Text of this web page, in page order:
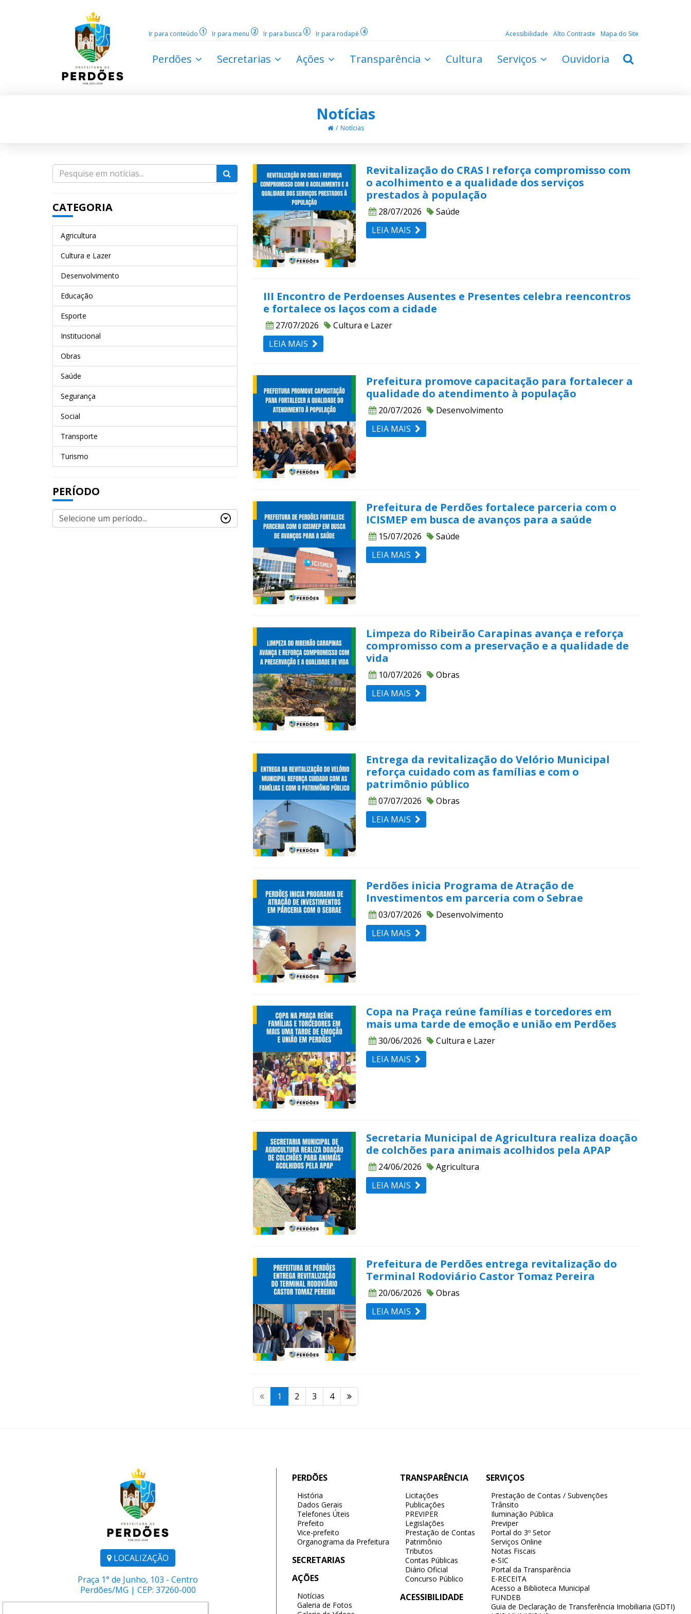
Ir para conteúdo 1 Ir para menu 2 Ir para busca 3 Ir para rodapé 4 Acessibilidade Alto Contraste Mapa do Site
Perdões Secretarias Ações Transparência Cultura Serviços Ouvidoria
Notícias
Notícias
CATEGORIA
Agricultura
Cultura e Lazer
Desenvolvimento
Educação
Esporte
Institucional
Obras
Saúde
Segurança
Social
Transporte
Turismo
PERÍODO
Revitalização do CRAS I reforça compromisso com
o acolhimento e a qualidade dos serviços
prestados à população
28/07/2026
Saúde
LEIA MAIS
III Encontro de Perdoenses Ausentes e Presentes celebra reencontros
e fortalece os laços com a cidade
27/07/2026
Cultura e Lazer
LEIA MAIS
Prefeitura promove capacitação para fortalecer a
qualidade do atendimento à população
20/07/2026
Desenvolvimento
LEIA MAIS
Prefeitura de Perdões fortalece parceria com o
ICISMEP em busca de avanços para a saúde
15/07/2026
Saúde
LEIA MAIS
Limpeza do Ribeirão Carapinas avança e reforça
compromisso com a preservação e a qualidade de
vida
10/07/2026
Obras
LEIA MAIS
Entrega da revitalização do Velório Municipal
reforça cuidado com as famílias e com o
patrimônio público
07/07/2026
Obras
LEIA MAIS
Perdões inicia Programa de Atração de
Investimentos em parceria com o Sebrae
03/07/2026
Desenvolvimento
LEIA MAIS
Copa na Praça reúne famílias e torcedores em
mais uma tarde de emoção e união em Perdões
30/06/2026
Cultura e Lazer
LEIA MAIS
Secretaria Municipal de Agricultura realiza doação
de colchões para animais acolhidos pela APAP
24/06/2026
Agricultura
LEIA MAIS
Prefeitura de Perdões entrega revitalização do
Terminal Rodoviário Castor Tomaz Pereira
20/06/2026
Obras
LEIA MAIS
1 2 3 4
LOCALIZAÇÃO
Praça 1° de Junho, 103 - Centro
Perdões/MG | CEP: 37260-000
PERDÕES
História
Dados Gerais
Telefones Úteis
Prefeito
Vice-prefeito
Organograma da Prefeitura
SECRETARIAS
AÇÕES
Notícias
Galeria de Fotos
TRANSPARÊNCIA
Licitações
Publicações
PREVIPER
Legislações
Prestação de Contas
Patrimônio
Tributos
Contas Públicas
Diário Oficial
Concurso Público
ACESSIBILIDADE
SERVIÇOS
Prestação de Contas / Subvenções
Trânsito
Iluminação Pública
Previper
Portal do 3º Setor
Serviços Online
Notas Fiscais
e-SIC
Portal da Transparência
E-RECEITA
Acesso a Biblioteca Municipal
FUNDEB
Guia de Declaração de Transferência Imobiliaria (GDTI)